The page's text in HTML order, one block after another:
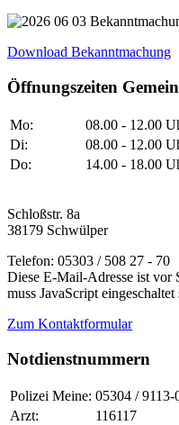
Download Bekanntmachung
Öffnungszeiten
Mo:
08.00 - 12.00
Di:
08.00 - 12.00
Do:
14.00 - 18.00
Schloßstr. 8a
38179 Schwülper
Telefon: 05303 / 508 27 - 70
Diese E-Mail-Adresse ist vor
muss JavaScript eingeschaltet
Zum Kontaktformular
Notdienstnummern
Polizei Meine: 05304 / 9113-
Arzt:
116117